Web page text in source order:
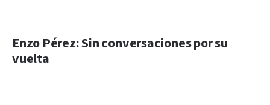
Enzo Pérez: Sin conversaciones por su
vuelta